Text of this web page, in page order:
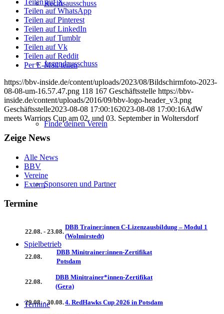
Rechtsausschuss
Jugendausschuss
Finde deinen Verein
Sponsoren und Partner
Spielbetrieb
Termine
Teilen auf X
Teilen auf WhatsApp
Teilen auf Pinterest
Teilen auf LinkedIn
Teilen auf Tumblr
Teilen auf Vk
Teilen auf Reddit
Per E-Mail teilen
https://bbv-inside.de/content/uploads/2023/08/Bildschirmfoto-2023-
08-08-um-16.57.47.png 118 167 Geschäftsstelle https://bbv-
inside.de/content/uploads/2016/09/bbv-logo-header_v3.png
Geschäftsstelle2023-08-08 17:00:162023-08-08 17:00:16AdW
meets Warriors Cup am 02. und 03. September in Woltersdorf
Zeige News
Alle News
BBV
Vereine
Extern
Termine
22.08. - 23.08.
DBB Trainer:innen C-Lizenzausbildung – Modul 1
(Wolmirstedt)
22.08.
DBB Minitrainer:innen-Zertifikat
Potsdam
22.08.
DBB Minitrainer*innen-Zertifikat
(Gera)
29.08. - 30.08.4. RedHawks Cup 2026 in Potsdam